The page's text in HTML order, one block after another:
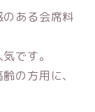
ある会席料
です。
の方用に、